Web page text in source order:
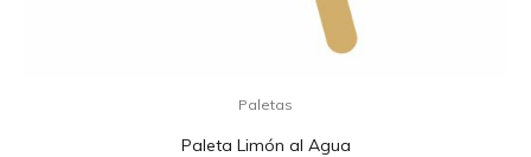
Paletas
Paleta Limón al Agua